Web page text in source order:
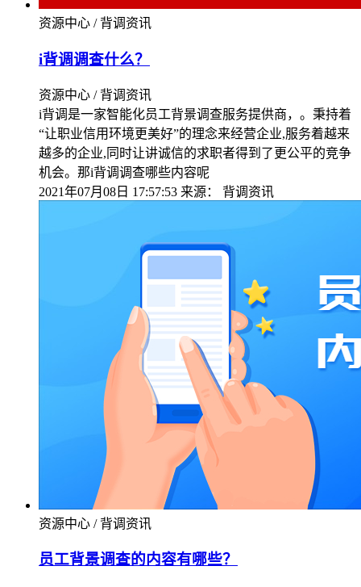
资源中心 / 背调资讯
i背调调查什么？
资源中心 / 背调资讯
i背调是一家智能化员工背景调查服务提供商，。秉持着
“让职业信用环境更美好”的理念来经营企业,服务着越来
越多的企业,同时让讲诚信的求职者得到了更公平的竞争
机会。那i背调调查哪些内容呢
2021年07月08日 17:57:53 来源： 背调资讯
资源中心 / 背调资讯
员工背景调查的内容有哪些？